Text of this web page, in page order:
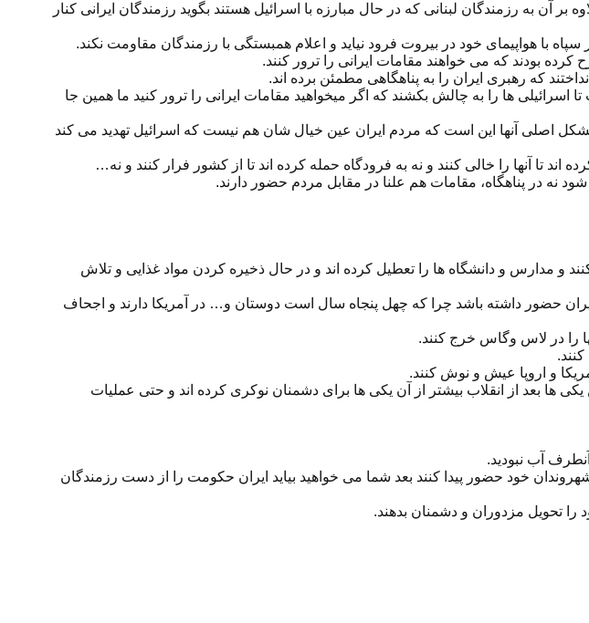
آن به رزمندگان لبنانی که در حال مبارزه با اسرائیل هستند بگوید رزمندگان ایرانی کنار
با هواپیمای خود در بیروت فرود نیاید و اعلام همبستگی با رزمندگان مقاومت نکند.
که رهبری ایران را به پناهگاهی مطمئن برده اند.
ها را به چالش بکشند که اگر میخواهید مقامات ایرانی را ترور کنید ما همین جا
مشکل اصلی آنها این است که مردم ایران عین خیال شان هم نیست که اسرائیل تهدید می کند
اند تا آنها را خالی کنند و نه به فرودگاه حمله کرده اند تا از کشور فرار کنند و نه…
نه در پناهگاه، مقامات هم علنا در مقابل مردم حضور دارند.
و مدارس و دانشگاه ها را تعطیل کرده اند و در حال ذخیره کردن مواد غذایی و تلاش
حضور داشته باشد چرا که چهل پنجاه سال است دوستان و… در آمریکا دارند و اجحاف
را در لاس وگاس خرج کنند.
و اروپا عیش و نوش کنند.
ها بعد از انقلاب بیشتر از آن یکی ها برای دشمنان نوکری کرده اند و حتی عملیات
آب نبودید.
خود حضور پیدا کنند بعد شما می خواهید بیاید ایران حکومت را از دست رزمندگان
را تحویل مزدوران و دشمنان بدهند.